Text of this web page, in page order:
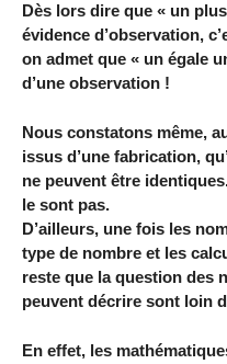
Dès lors dire que « un
évidence d’observation,
on admet que « un égale
d’une observation !
Nous constatons même,
issus d’une fabrication,
ne peuvent être
le sont pas.
D’ailleurs, une fois les
type de nombre et les
reste que la question des
peuvent décrire sont loin
En effet, les